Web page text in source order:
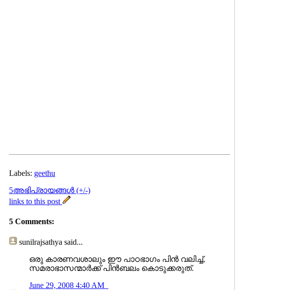
Labels: geethu
5അഭിപ്രായങ്ങള്‍ (+/-)
links to this post
5 Comments:
sunilrajsathya said...
ഒരു കാരണവശാലും ഈ പാഠഭാഗം പിന്‍ വലിച്ച്,
സമരാഭാസന്മാര്‍ക്ക് പിന്‍ബലം കൊടുക്കരുത്.
June 29, 2008 4:40 AM